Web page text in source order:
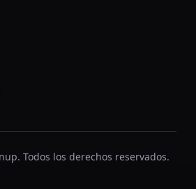
Todos los derechos reservados.